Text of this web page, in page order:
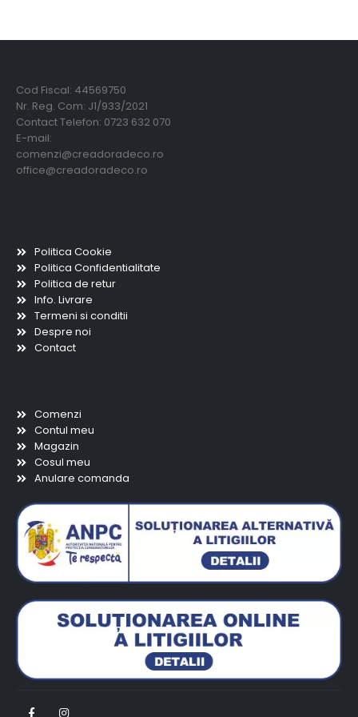
Cod Fiscal: 44569750
Nr. Reg. Com: J1/933/2021
Contact Telefon: 0723 632 070
E-mail:
comenzi@creadoradeco.ro
office@creadoradeco.ro
Politica Cookie
Politica Confidentialitate
Politica de retur
Info. Livrare
Termeni si conditii
Despre noi
Contact
Comenzi
Contul meu
Magazin
Cosul meu
Anulare comanda